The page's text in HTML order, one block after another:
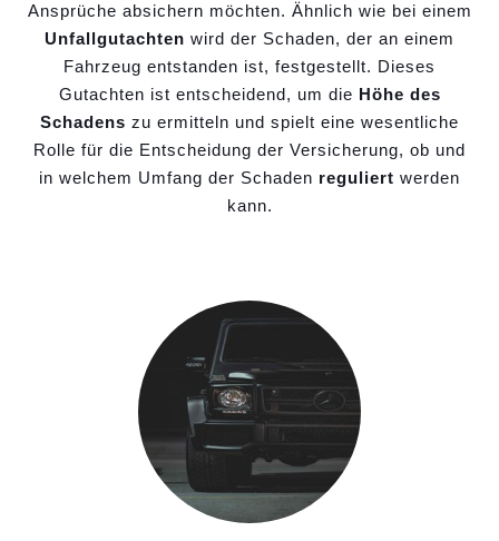
Ansprüche absichern möchten. Ähnlich wie bei einem
Unfallgutachten wird der Schaden, der an einem
Fahrzeug entstanden ist, festgestellt. Dieses
Gutachten ist entscheidend, um die Höhe des
Schadens zu ermitteln und spielt eine wesentliche
Rolle für die Entscheidung der Versicherung, ob und
in welchem Umfang der Schaden reguliert werden
kann.